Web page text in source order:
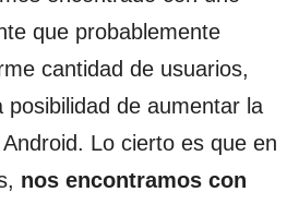
que probablemente
cantidad de usuarios,
posibilidad de aumentar la
Lo cierto es que en
nos encontramos con